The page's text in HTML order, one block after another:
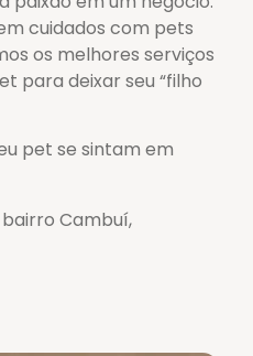
cuidados com pets
os melhores serviços
para deixar seu “filho
pet se sintam em
Cambuí,